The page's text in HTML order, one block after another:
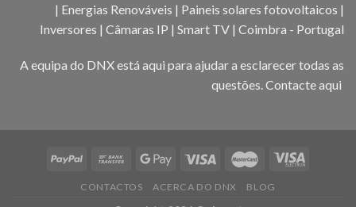
| Energias Renováveis | Paineis solares fotovoltaicos |
Inversores | Câmaras IP | Smart TV | Coimbra - Portugal
A equipa do DNX está aqui para ajudar a esclarecer todas as
questões.Contacte aqui
CONTACTOS ACERCA DO DNX BLOG